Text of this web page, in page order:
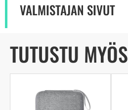
VALMISTAJAN SIVUT
TUTUSTU MYÖS